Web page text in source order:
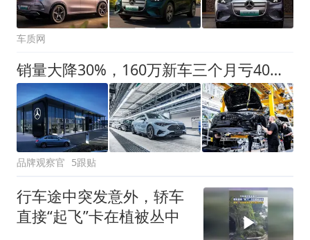
车质网
销量大降30%，160万新车三个月亏40万！曾要加价买的豪车不香了？
品牌观察官 5跟贴
行车途中突发意外，轿车
直接“起飞”卡在植被丛中